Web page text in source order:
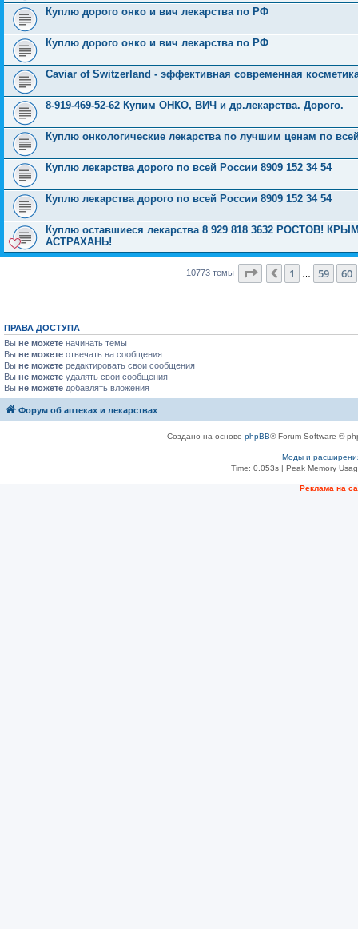
Куплю дорого онко и вич лекарства по РФ
Куплю дорого онко и вич лекарства по РФ
Caviar of Switzerland - эффективная современная
8-919-469-52-62 Купим ОНКО, ВИЧ и др.лекарства. Дорого.
Куплю онкологические лекарства по лучшим ценам по
Куплю лекарства дорого по всей России 8909 152 34 54
Куплю лекарства дорого по всей России 8909 152 34 54
Куплю оставшиеся лекарства 8 929 818 3632 РОСТОВ!
АСТРАХАНЬ!
10773 темы Страница 61из 431
Пред.
1 59 60
ПРАВА ДОСТУПА
Вы не можете начинать темы
Вы не можете отвечать на сообщения
Вы не можете редактировать свои сообщения
Вы не можете удалять свои сообщения
Вы не можете добавлять вложения
Форум об аптеках и лекарствах
Создано на основе phpBB® Forum Software ©
Моды и
Time: 0.053s| Peak Memory
Рeклама на